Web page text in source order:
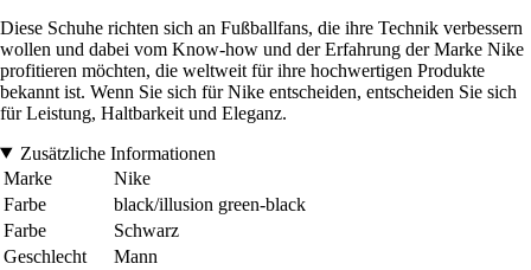
Diese Schuhe richten sich an Fußballfans, die ihre Technik verbessern
wollen und dabei vom Know-how und der Erfahrung der Marke Nike
profitieren möchten, die weltweit für ihre hochwertigen Produkte
bekannt ist. Wenn Sie sich für Nike entscheiden, entscheiden Sie sich
für Leistung, Haltbarkeit und Eleganz.
Zusätzliche Informationen
Marke
Nike
Farbe
black/illusion green-black
Farbe
Schwarz
Geschlecht
Mann